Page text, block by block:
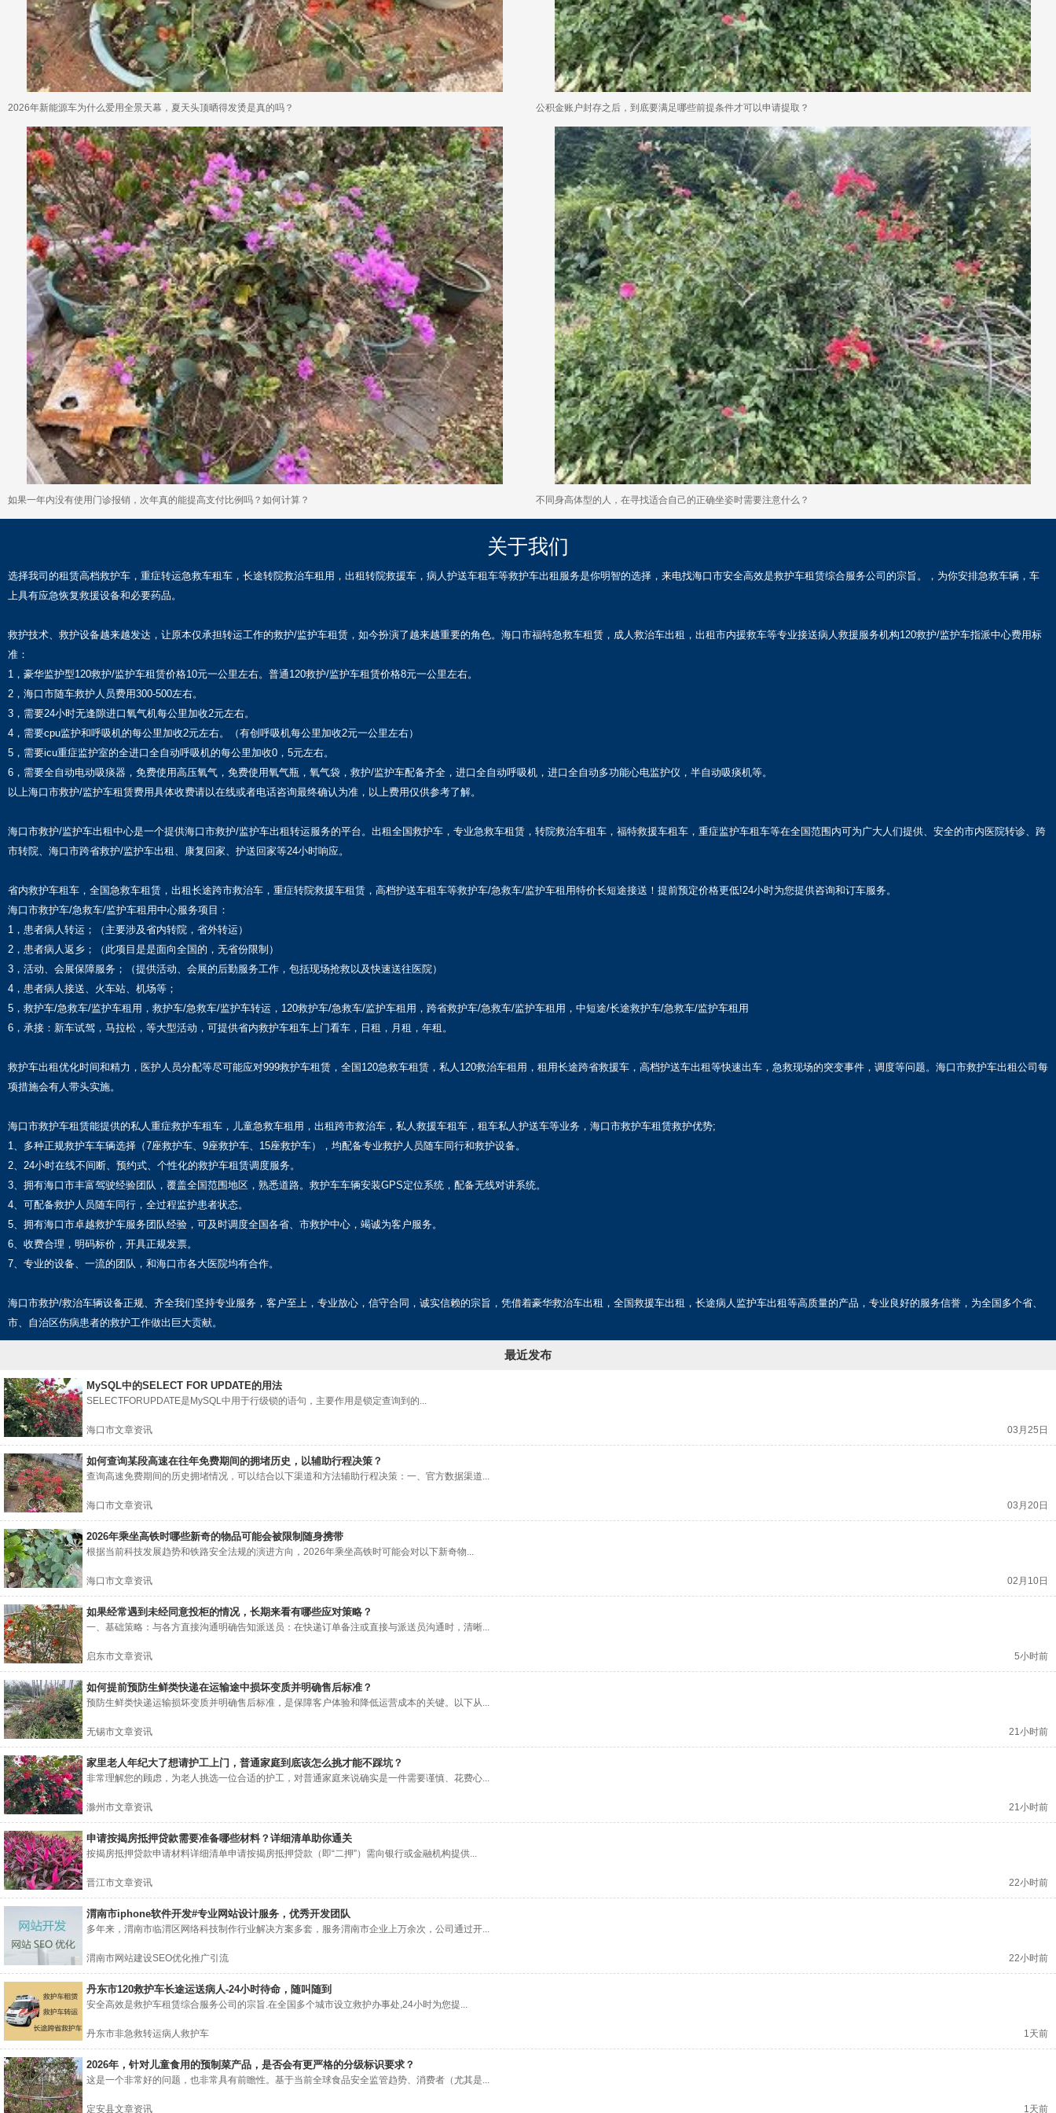
2026年新能源车为什么爱用全景天幕，夏天头顶晒得发烫是真的吗？ 公积金账户封存之后，到底要满足哪些前提条件才可以申请提取？
如果一年内没有使用门诊报销，次年真的能提高支付比例吗？如何计算？ 不同身高体型的人，在寻找适合自己的正确坐姿时需要注意什么？
关于我们
选择我司的租赁高档救护车，重症转运急救车租车，长途转院救治车租用，出租转院救援车，病人护送车租车等救护车出租服务是你明智的选择，来电找海口市安全高效是救护车租赁综合服务公司的宗旨。，为你安排急救车辆，车
上具有应急恢复救援设备和必要药品。
救护技术、救护设备越来越发达，让原本仅承担转运工作的救护/监护车租赁，如今扮演了越来越重要的角色。海口市福特急救车租赁，成人救治车出租，出租市内援救车等专业接送病人救援服务机构120救护/监护车指派中心费用标
准：
1，豪华监护型120救护/监护车租赁价格10元一公里左右。普通120救护/监护车租赁价格8元一公里左右。
2，海口市随车救护人员费用300-500左右。
3，需要24小时无逢隙进口氧气机每公里加收2元左右。
4，需要cpu监护和呼吸机的每公里加收2元左右。（有创呼吸机每公里加收2元一公里左右）
5，需要icu重症监护室的全进口全自动呼吸机的每公里加收0，5元左右。
6，需要全自动电动吸痰器，免费使用高压氧气，免费使用氧气瓶，氧气袋，救护/监护车配备齐全，进口全自动呼吸机，进口全自动多功能心电监护仪，半自动吸痰机等。
以上海口市救护/监护车租赁费用具体收费请以在线或者电话咨询最终确认为准，以上费用仅供参考了解。
海口市救护/监护车出租中心是一个提供海口市救护/监护车出租转运服务的平台。出租全国救护车，专业急救车租赁，转院救治车租车，福特救援车租车，重症监护车租车等在全国范围内可为广大人们提供、安全的市内医院转诊、跨
市转院、海口市跨省救护/监护车出租、康复回家、护送回家等24小时响应。
省内救护车租车，全国急救车租赁，出租长途跨市救治车，重症转院救援车租赁，高档护送车租车等救护车/急救车/监护车租用特价长短途接送！提前预定价格更低!24小时为您提供咨询和订车服务。
海口市救护车/急救车/监护车租用中心服务项目：
1，患者病人转运；（主要涉及省内转院，省外转运）
2，患者病人返乡；（此项目是是面向全国的，无省份限制）
3，活动、会展保障服务；（提供活动、会展的后勤服务工作，包括现场抢救以及快速送往医院）
4，患者病人接送、火车站、机场等；
5，救护车/急救车/监护车租用，救护车/急救车/监护车转运，120救护车/急救车/监护车租用，跨省救护车/急救车/监护车租用，中短途/长途救护车/急救车/监护车租用
6，承接：新车试驾，马拉松，等大型活动，可提供省内救护车租车上门看车，日租，月租，年租。
救护车出租优化时间和精力，医护人员分配等尽可能应对999救护车租赁，全国120急救车租赁，私人120救治车租用，租用长途跨省救援车，高档护送车出租等快速出车，急救现场的突变事件，调度等问题。海口市救护车出租公司每
项措施会有人带头实施。
海口市救护车租赁能提供的私人重症救护车租车，儿童急救车租用，出租跨市救治车，私人救援车租车，租车私人护送车等业务，海口市救护车租赁救护优势;
1、多种正规救护车车辆选择（7座救护车、9座救护车、15座救护车），均配备专业救护人员随车同行和救护设备。
2、24小时在线不间断、预约式、个性化的救护车租赁调度服务。
3、拥有海口市丰富驾驶经验团队，覆盖全国范围地区，熟悉道路。救护车车辆安装GPS定位系统，配备无线对讲系统。
4、可配备救护人员随车同行，全过程监护患者状态。
5、拥有海口市卓越救护车服务团队经验，可及时调度全国各省、市救护中心，竭诚为客户服务。
6、收费合理，明码标价，开具正规发票。
7、专业的设备、一流的团队，和海口市各大医院均有合作。
海口市救护/救治车辆设备正规、齐全我们坚持专业服务，客户至上，专业放心，信守合同，诚实信赖的宗旨，凭借着豪华救治车出租，全国救援车出租，长途病人监护车出租等高质量的产品，专业良好的服务信誉，为全国多个省、
市、自治区伤病患者的救护工作做出巨大贡献。
最近发布
MySQL中的SELECT FOR UPDATE的用法
SELECTFORUPDATE是MySQL中用于行级锁的语句，主要作用是锁定查询到的...
海口市文章资讯 03月25日
如何查询某段高速在往年免费期间的拥堵历史，以辅助行程决策？
查询高速免费期间的历史拥堵情况，可以结合以下渠道和方法辅助行程决策：一、官方数据渠道...
海口市文章资讯 03月20日
2026年乘坐高铁时哪些新奇的物品可能会被限制随身携带
根据当前科技发展趋势和铁路安全法规的演进方向，2026年乘坐高铁时可能会对以下新奇物...
海口市文章资讯 02月10日
如果经常遇到未经同意投柜的情况，长期来看有哪些应对策略？
一、基础策略：与各方直接沟通明确告知派送员：在快递订单备注或直接与派送员沟通时，清晰...
启东市文章资讯 5小时前
如何提前预防生鲜类快递在运输途中损坏变质并明确售后标准？
预防生鲜类快递运输损坏变质并明确售后标准，是保障客户体验和降低运营成本的关键。以下从...
无锡市文章资讯 21小时前
家里老人年纪大了想请护工上门，普通家庭到底该怎么挑才能不踩坑？
非常理解您的顾虑，为老人挑选一位合适的护工，对普通家庭来说确实是一件需要谨慎、花费心...
滁州市文章资讯 21小时前
申请按揭房抵押贷款需要准备哪些材料？详细清单助你通关
按揭房抵押贷款申请材料详细清单申请按揭房抵押贷款（即“二押”）需向银行或金融机构提供...
晋江市文章资讯 22小时前
渭南市iphone软件开发#专业网站设计服务，优秀开发团队
多年来，渭南市临渭区网络科技制作行业解决方案多套，服务渭南市企业上万余次，公司通过开...
渭南市网站建设SEO优化推广引流 22小时前
丹东市120救护车长途运送病人-24小时待命，随叫随到
安全高效是救护车租赁综合服务公司的宗旨.在全国多个城市设立救护办事处,24小时为您提...
丹东市非急救转运病人救护车 1天前
2026年，针对儿童食用的预制菜产品，是否会有更严格的分级标识要求？
这是一个非常好的问题，也非常具有前瞻性。基于当前全球食品安全监管趋势、消费者（尤其是...
定安县文章资讯 1天前